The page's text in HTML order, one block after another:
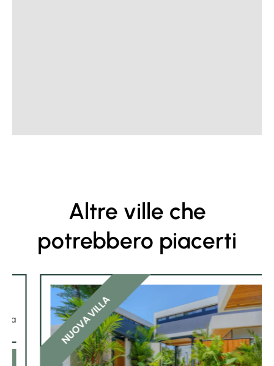
Altre ville che
potrebbero piacerti
NUOVA VILLA